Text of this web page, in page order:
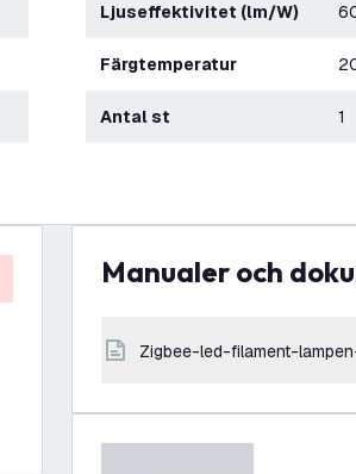
Ljuseffektivitet (lm/W)
Färgtemperatur
Antal st 1
Manualer och
zigbee-led-filament-